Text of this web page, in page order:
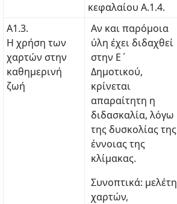
κεφαλαίου Α.1.4.
Α1.3.
Η χρήση των
χαρτών στην
καθημερινή
ζωή
Αν και παρόμοια
ύλη έχει διδαχθεί
στην Ε΄
Δημοτικού,
κρίνεται
απαραίτητη η
διδασκαλία, λόγω
της δυσκολίας της
έννοιας της
κλίμακας.
Συνοπτικά: μελέτη
χαρτών,